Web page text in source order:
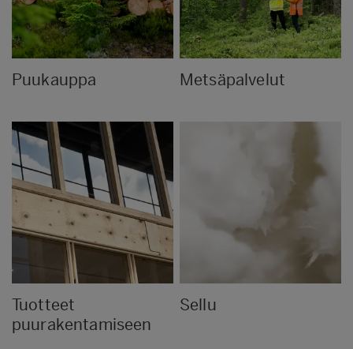
Puukauppa Metsäpalvelut
Tuotteet
puurakentamiseen
Sellu